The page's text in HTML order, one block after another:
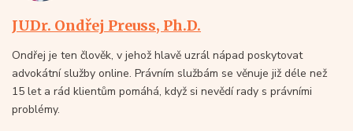
JUDr. Ondřej Preuss, Ph.D.
Ondřej je ten člověk, v jehož hlavě uzrál nápad poskytovat
advokátní služby online. Právním službám se věnuje již déle než
15 let a rád klientům pomáhá, když si nevědí rady s právními
problémy.